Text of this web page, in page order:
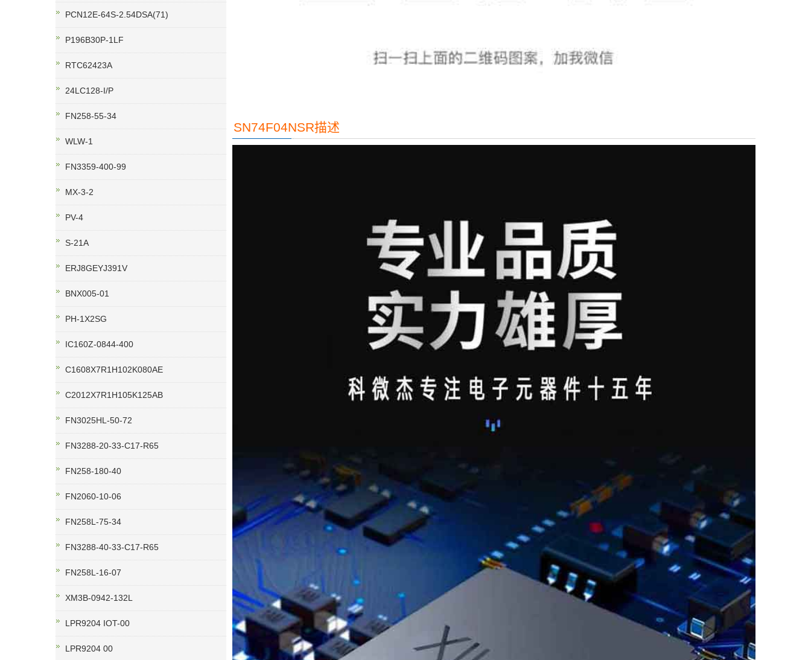
SN74F04NSR描述
PCN12E-64S-2.54DSA(71)
P196B30P-1LF
RTC62423A
24LC128-I/P
FN258-55-34
WLW-1
FN3359-400-99
MX-3-2
PV-4
S-21A
ERJ8GEYJ391V
BNX005-01
PH-1X2SG
IC160Z-0844-400
C1608X7R1H102K080AE
C2012X7R1H105K125AB
FN3025HL-50-72
FN3288-20-33-C17-R65
FN258-180-40
FN2060-10-06
FN258L-75-34
FN3288-40-33-C17-R65
FN258L-16-07
XM3B-0942-132L
LPR9204 IOT-00
LPR9204 00